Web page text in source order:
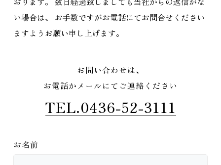
い場合は、
お手数ですがお電話にてお問合せください
ますようお願い申し上げます。
お問い合わせは、
お電話かメールにてご連絡ください
TEL.0436-52-3111
お名前